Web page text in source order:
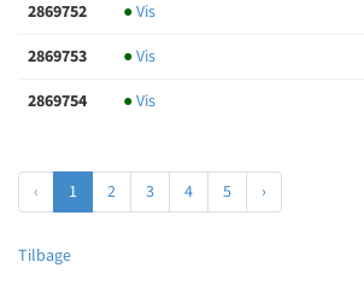
2869752
●Vis
2869753
●Vis
2869754
●Vis
‹ 1 2 3 4 5 ›
Tilbage